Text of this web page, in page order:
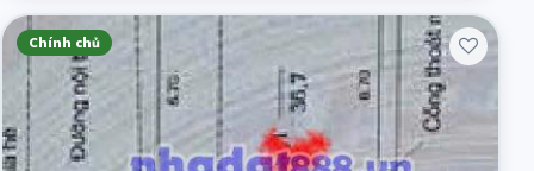
Chính chủ